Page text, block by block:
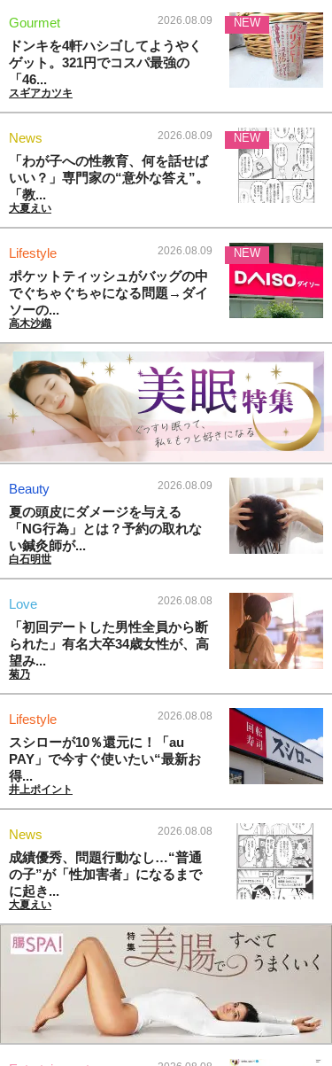
Gourmet 2026.08.09
ドンキを4軒ハシゴしてようやく
ゲット。321円でコスパ最強の
「46...
スギアカツキ
NEW
News 2026.08.09
「わが子への性教育、何を話せば
いい？」専門家の“意外な答え”。
「教...
大夏えい
NEW
Lifestyle 2026.08.09
ポケットティッシュがバッグの中
でぐちゃぐちゃになる問題→ダイ
ソーの...
高木沙織
NEW
Beauty 2026.08.09
夏の頭皮にダメージを与える
「NG行為」とは？予約の取れな
い鍼灸師が...
白石明世
Love 2026.08.08
「初回デートした男性全員から断
られた」有名大卒34歳女性が、高
望み...
菊乃
Lifestyle 2026.08.08
スシローが10％還元に！「au
PAY」で今すぐ使いたい“最新お
得...
井上ポイント
News 2026.08.08
成績優秀、問題行動なし…“普通
の子”が「性加害者」になるまで
に起き...
大夏えい